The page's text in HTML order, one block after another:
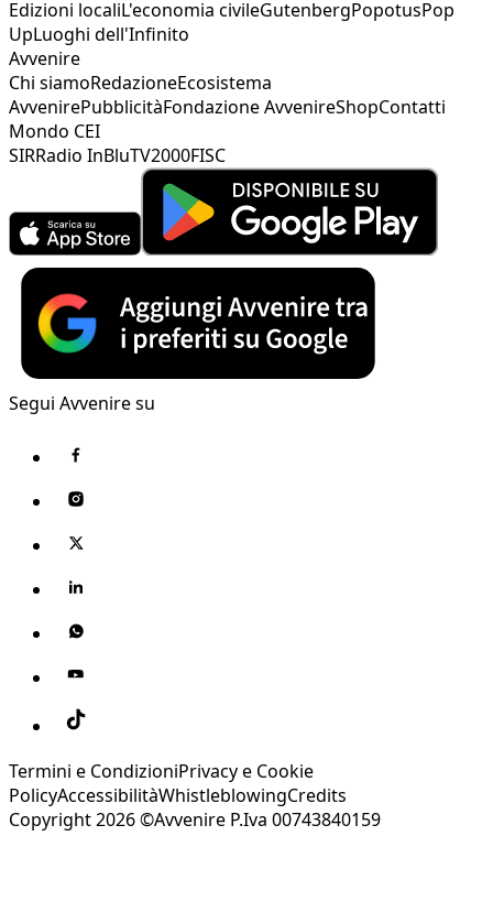
Edizioni localiL'economia civileGutenbergPopotusPop
UpLuoghi dell'Infinito
Avvenire
Chi siamoRedazioneEcosistema
AvvenirePubblicitàFondazione AvvenireShopContatti
Mondo CEI
SIRRadio InBluTV2000FISC
Segui Avvenire su
Termini e CondizioniPrivacy e Cookie
PolicyAccessibilitàWhistleblowingCredits
Copyright 2026 ©Avvenire P.Iva 00743840159